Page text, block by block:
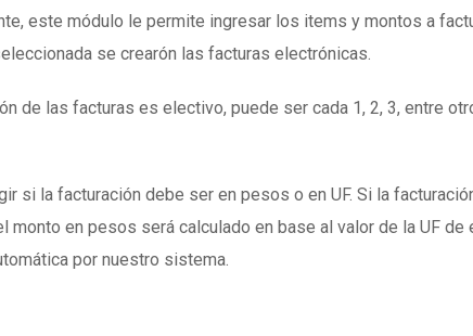
este módulo le permite ingresar los items y montos a
se crearón las facturas electrónicas.
de las facturas es electivo, puede ser cada 1, 2, 3, entre
si la facturación debe ser en pesos o en UF. Si la
monto en pesos será calculado en base al valor de la UF de
por nuestro sistema.